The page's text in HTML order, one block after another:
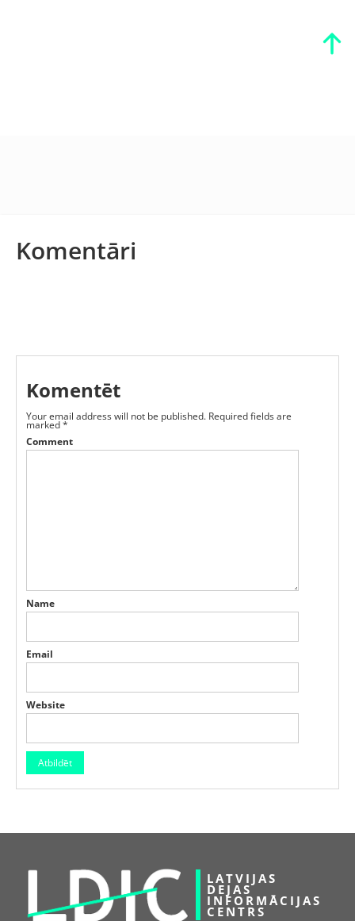
Komentāri
Komentēt
Your email address will not be published. Required fields are
marked*
Comment
Name
Email
Website
LATVIJAS
DEJAS
INFORMĀCIJAS
CENTRS